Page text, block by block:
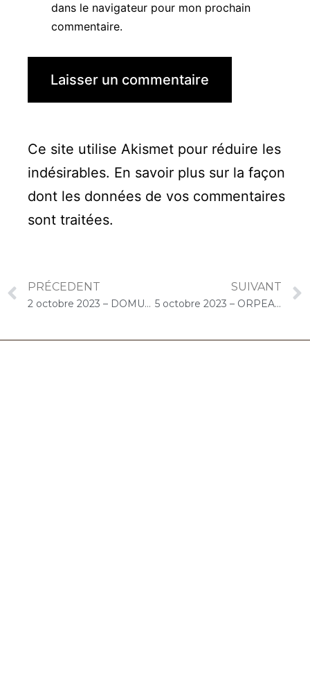
dans le navigateur pour mon prochain
commentaire.
Ce site utilise Akismet pour réduire les
indésirables. En savoir plus sur la façon
dont les données de vos commentaires
sont traitées.
PRÉCEDENT
2 octobre 2023 – DOMUSVI Les Templitudes « Parc Clause » (Brétigny-sur-Orge) : Atelier « Chantons Ensemble »
SUIVANT
5 octobre 2023 – ORPEA Assomption (Paris) : Concert « Cello Solo »